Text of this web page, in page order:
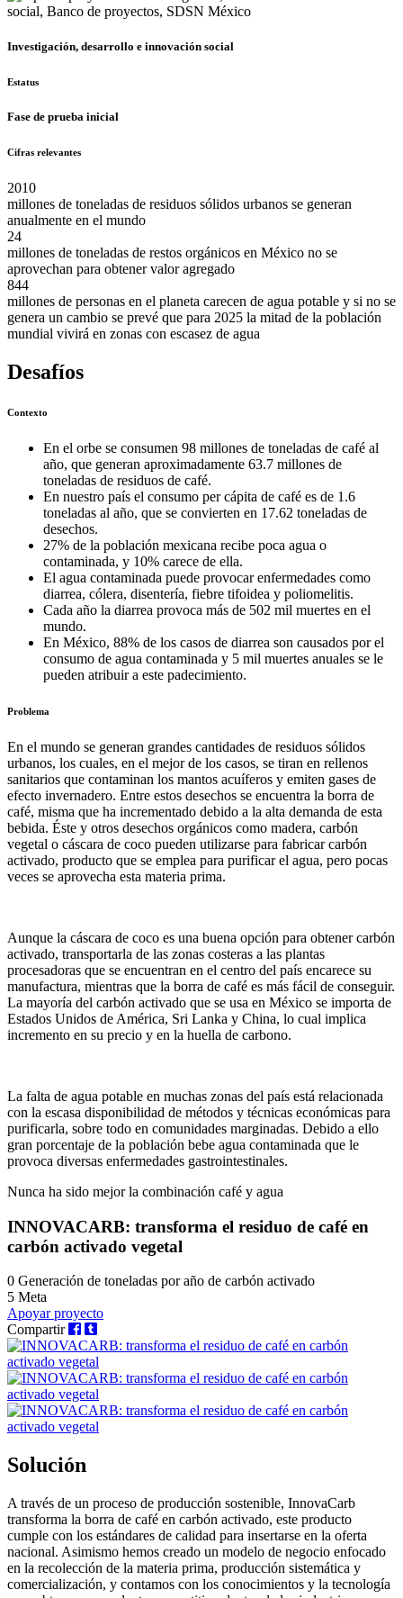
Investigación, desarrollo e innovación social
Estatus
Fase de prueba inicial
Cifras relevantes
2010
millones de toneladas de residuos sólidos urbanos se generan
anualmente en el mundo
24
millones de toneladas de restos orgánicos en México no se
aprovechan para obtener valor agregado
844
millones de personas en el planeta carecen de agua potable y si no se
genera un cambio se prevé que para 2025 la mitad de la población
mundial vivirá en zonas con escasez de agua
Desafíos
Contexto
En el orbe se consumen 98 millones de toneladas de café al
año, que generan aproximadamente 63.7 millones de
toneladas de residuos de café.
En nuestro país el consumo per cápita de café es de 1.6
toneladas al año, que se convierten en 17.62 toneladas de
desechos.
27% de la población mexicana recibe poca agua o
contaminada, y 10% carece de ella.
El agua contaminada puede provocar enfermedades como
diarrea, cólera, disentería, fiebre tifoidea y poliomelitis.
Cada año la diarrea provoca más de 502 mil muertes en el
mundo.
En México, 88% de los casos de diarrea son causados por el
consumo de agua contaminada y 5 mil muertes anuales se le
pueden atribuir a este padecimiento.
Problema
En el mundo se generan grandes cantidades de residuos sólidos
urbanos, los cuales, en el mejor de los casos, se tiran en rellenos
sanitarios que contaminan los mantos acuíferos y emiten gases de
efecto invernadero. Entre estos desechos se encuentra la borra de
café, misma que ha incrementado debido a la alta demanda de esta
bebida. Éste y otros desechos orgánicos como madera, carbón
vegetal o cáscara de coco pueden utilizarse para fabricar carbón
activado, producto que se emplea para purificar el agua, pero pocas
veces se aprovecha esta materia prima.
Aunque la cáscara de coco es una buena opción para obtener carbón
activado, transportarla de las zonas costeras a las plantas
procesadoras que se encuentran en el centro del país encarece su
manufactura, mientras que la borra de café es más fácil de conseguir.
La mayoría del carbón activado que se usa en México se importa de
Estados Unidos de América, Sri Lanka y China, lo cual implica
incremento en su precio y en la huella de carbono.
La falta de agua potable en muchas zonas del país está relacionada
con la escasa disponibilidad de métodos y técnicas económicas para
purificarla, sobre todo en comunidades marginadas. Debido a ello
gran porcentaje de la población bebe agua contaminada que le
provoca diversas enfermedades gastrointestinales.
Nunca ha sido mejor la combinación café y agua
INNOVACARB: transforma el residuo de café en
carbón activado vegetal
0 Generación de toneladas por año de carbón activado
5 Meta
Apoyar proyecto
Compartir
Solución
A través de un proceso de producción sostenible, InnovaCarb
transforma la borra de café en carbón activado, este producto
cumple con los estándares de calidad para insertarse en la oferta
nacional. Asimismo hemos creado un modelo de negocio enfocado
en la recolección de la materia prima, producción sistemática y
comercialización, y contamos con los conocimientos y la tecnología